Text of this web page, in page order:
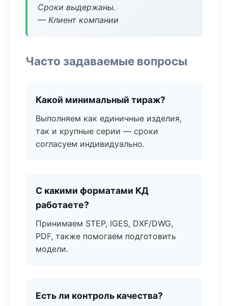
Сроки выдержаны.
— Клиент компании
Часто задаваемые вопросы
Какой минимальный тираж?
Выполняем как единичные изделия,
так и крупные серии — сроки
согласуем индивидуально.
С какими форматами КД
работаете?
Принимаем STEP, IGES, DXF/DWG,
PDF, также помогаем подготовить
модели.
Есть ли контроль качества?